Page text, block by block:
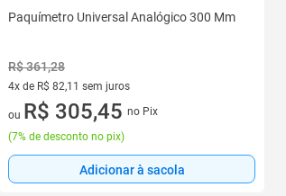
Paquímetro Universal Analógico 300 Mm
R$ 361,28
4x de R$ 82,11 sem juros
4 vez de R$ 82,11 sem juros
ou R$ 305,45 no Pix
(7% de desconto no pix)
Adicionar à sacola